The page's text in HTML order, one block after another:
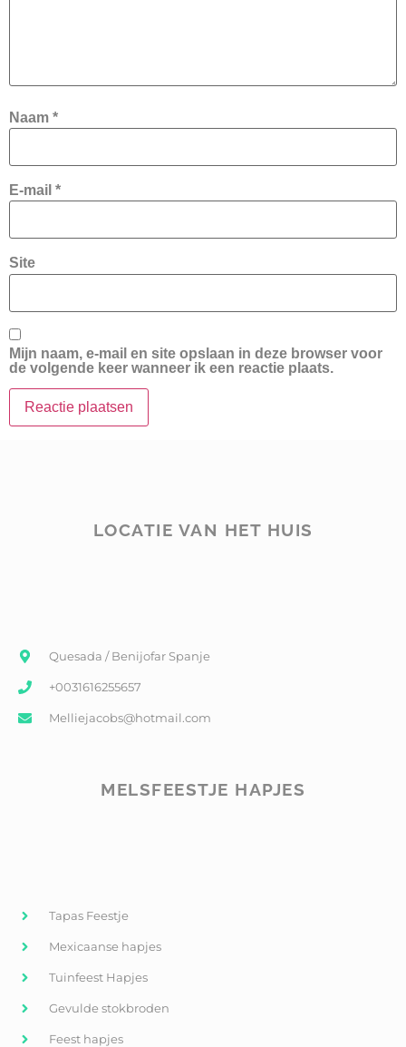
Naam *
E-mail *
Site
Mijn naam, e-mail en site opslaan in deze browser voor
de volgende keer wanneer ik een reactie plaats.
LOCATIE VAN HET HUIS
Quesada / Benijofar Spanje
+0031616255657
Melliejacobs@hotmail.com
MELSFEESTJE HAPJES
Tapas Feestje
Mexicaanse hapjes
Tuinfeest Hapjes
Gevulde stokbroden
Feest hapjes